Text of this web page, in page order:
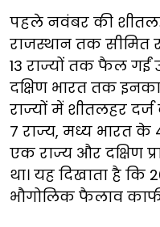
पहले नवंबर की
राजस्थान तक सीमित
13 राज्यों तक फैल गईं
दक्षिण भारत तक
राज्यों में शीतलहर
7 राज्य, मध्य भारत के
एक राज्य और दक्षिण
था। यह दिखाता है
भौगोलिक फैलाव